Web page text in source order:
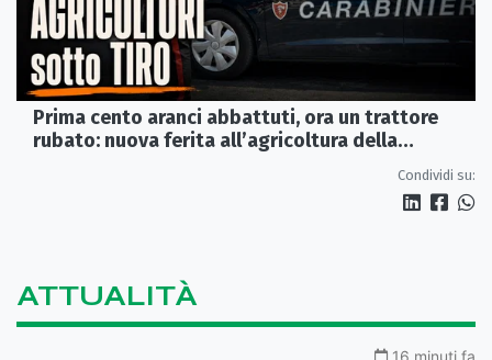
Prima cento aranci abbattuti, ora un trattore
rubato: nuova ferita all’agricoltura della
Condividi su:
ATTUALITÀ